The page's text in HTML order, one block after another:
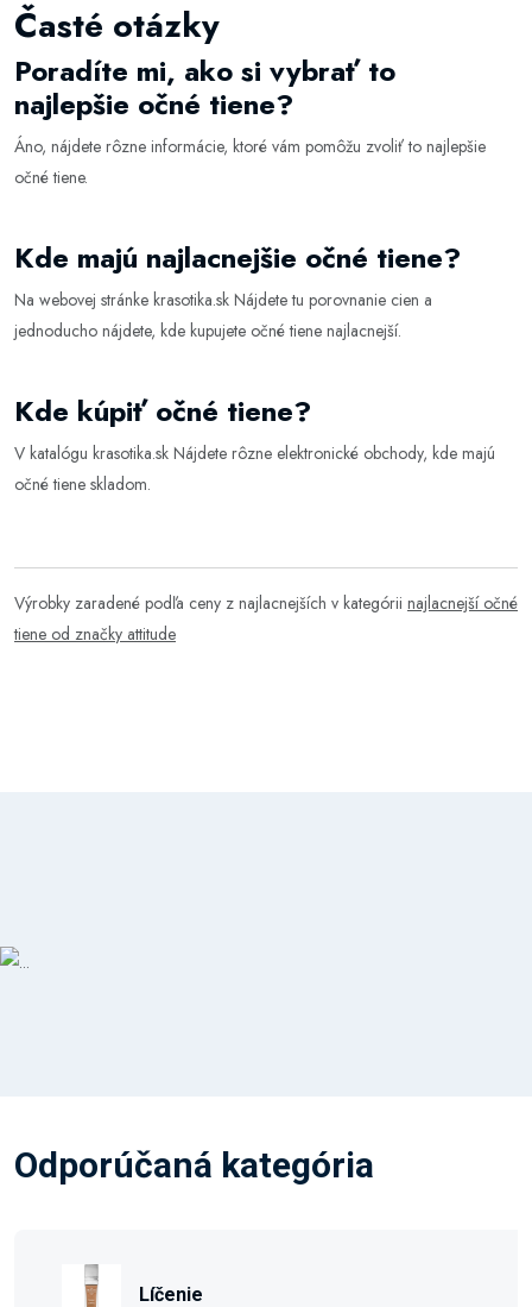
Časté otázky
Poradíte mi, ako si vybrať to
najlepšie očné tiene?
Áno, nájdete rôzne informácie, ktoré vám pomôžu zvoliť to najlepšie
očné tiene.
Kde majú najlacnejšie očné tiene?
Na webovej stránke krasotika.sk Nájdete tu porovnanie cien a
jednoducho nájdete, kde kupujete očné tiene najlacnejší.
Kde kúpiť očné tiene?
V katalógu krasotika.sk Nájdete rôzne elektronické obchody, kde majú
očné tiene skladom.
Výrobky zaradené podľa ceny z najlacnejších v kategórii najlacnejší očné
tiene od značky attitude
Odporúčaná kategória
Líčenie